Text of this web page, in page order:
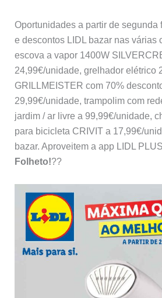
Oportunidades a partir de segunda
e descontos LIDL bazar nas várias
escova a vapor 1400W
24,99€/unidade, grelhador elétrico
GRILLMEISTER com 70%
29,99€/unidade, trampolim com
jardim / ar livre a 99,99€/unidade,
para bicicleta CRIVIT a 17,99€/
bazar. Aproveitem a app LIDL
Folheto!??